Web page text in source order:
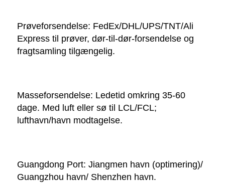
Prøveforsendelse: FedEx/DHL/UPS/TNT/Ali
Express til prøver, dør-til-dør-forsendelse og
fragtsamling tilgængelig.
Masseforsendelse: Ledetid omkring 35-60
dage. Med luft eller sø til LCL/FCL;
lufthavn/havn modtagelse.
Guangdong Port: Jiangmen havn (optimering)/
Guangzhou havn/ Shenzhen havn.